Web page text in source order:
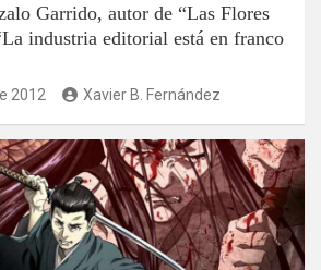
Garrido, autor de “Las Flores
industria editorial está en franco
2012 Xavier B. Fernández